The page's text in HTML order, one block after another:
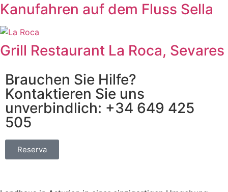
Kanufahren auf dem Fluss Sella
Grill Restaurant La Roca, Sevares
Brauchen Sie Hilfe?
Kontaktieren Sie uns
unverbindlich: +34 649 425
505
Reserva